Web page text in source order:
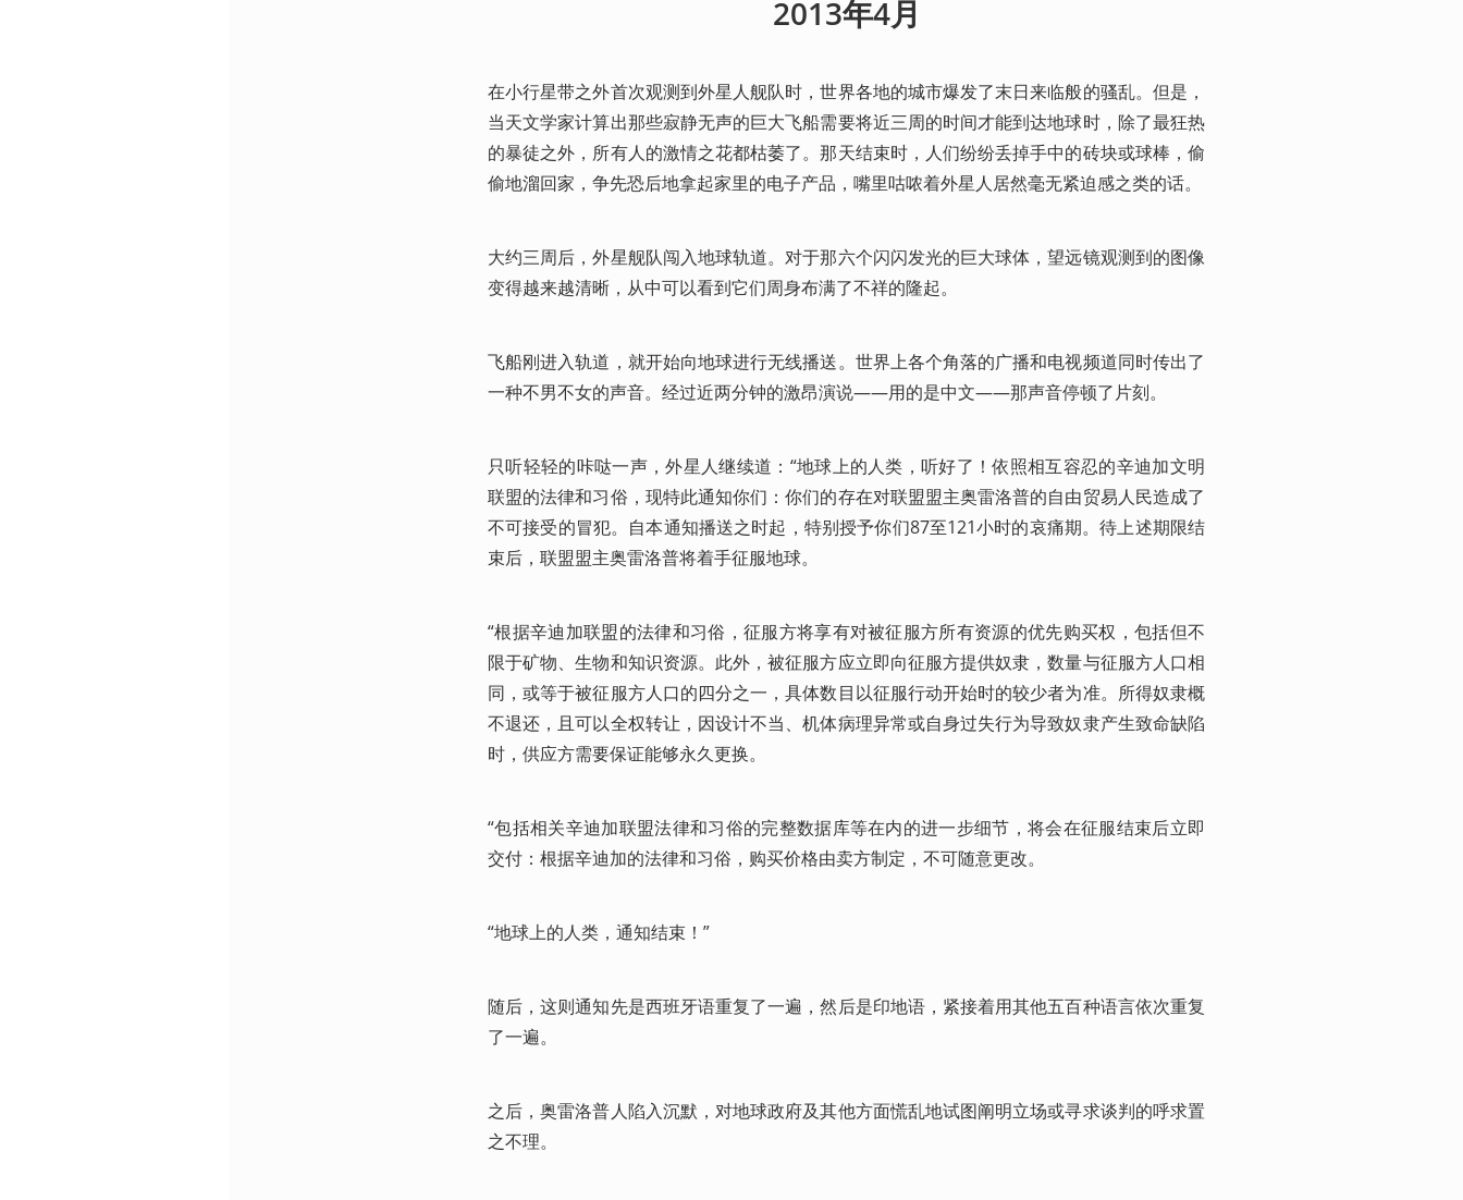
2013年4月
在小行星带之外首次观测到外星人舰队时，世界各地的城市爆发了末日来临般的骚乱。但是，
当天文学家计算出那些寂静无声的巨大飞船需要将近三周的时间才能到达地球时，除了最狂热
的暴徒之外，所有人的激情之花都枯萎了。那天结束时，人们纷纷丢掉手中的砖块或球棒，偷
偷地溜回家，争先恐后地拿起家里的电子产品，嘴里咕哝着外星人居然毫无紧迫感之类的话。
大约三周后，外星舰队闯入地球轨道。对于那六个闪闪发光的巨大球体，望远镜观测到的图像
变得越来越清晰，从中可以看到它们周身布满了不祥的隆起。
飞船刚进入轨道，就开始向地球进行无线播送。世界上各个角落的广播和电视频道同时传出了
一种不男不女的声音。经过近两分钟的激昂演说——用的是中文——那声音停顿了片刻。
只听轻轻的咔哒一声，外星人继续道：“地球上的人类，听好了！依照相互容忍的辛迪加文明
联盟的法律和习俗，现特此通知你们：你们的存在对联盟盟主奥雷洛普的自由贸易人民造成了
不可接受的冒犯。自本通知播送之时起，特别授予你们87至121小时的哀痛期。待上述期限结
束后，联盟盟主奥雷洛普将着手征服地球。
“根据辛迪加联盟的法律和习俗，征服方将享有对被征服方所有资源的优先购买权，包括但不
限于矿物、生物和知识资源。此外，被征服方应立即向征服方提供奴隶，数量与征服方人口相
同，或等于被征服方人口的四分之一，具体数目以征服行动开始时的较少者为准。所得奴隶概
不退还，且可以全权转让，因设计不当、机体病理异常或自身过失行为导致奴隶产生致命缺陷
时，供应方需要保证能够永久更换。
“包括相关辛迪加联盟法律和习俗的完整数据库等在内的进一步细节，将会在征服结束后立即
交付：根据辛迪加的法律和习俗，购买价格由卖方制定，不可随意更改。
“地球上的人类，通知结束！”
随后，这则通知先是西班牙语重复了一遍，然后是印地语，紧接着用其他五百种语言依次重复
了一遍。
之后，奥雷洛普人陷入沉默，对地球政府及其他方面慌乱地试图阐明立场或寻求谈判的呼求置
之不理。